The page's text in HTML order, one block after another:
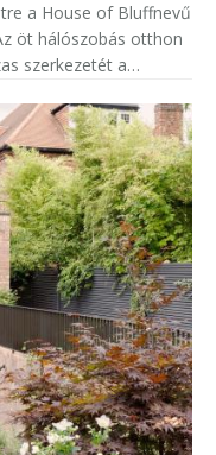
a House of Bluffnevű
öt hálószobás otthon
szerkezetét a